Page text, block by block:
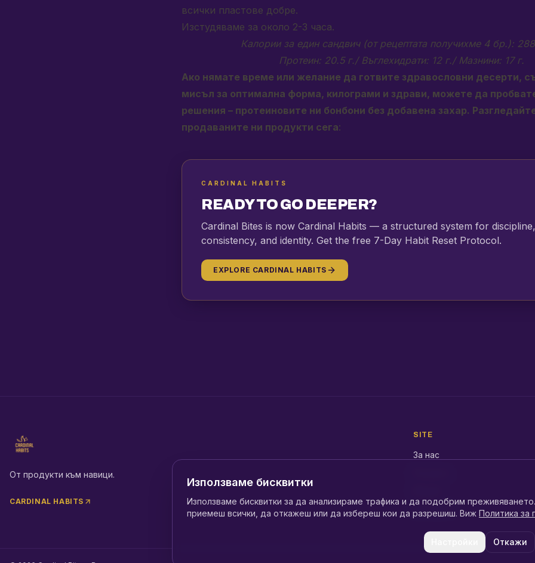
всички пластове добре.
Изстудяваме за около 2-3 часа.
Калории за един сандвич (от рецептата получихме 4 бр.):
Протеин: 20.5 г./ Въглехидрати: 12 г./ Мазнини: 17 г.
Ако нямате време или желание да готвите здравословни десерти,
мисъл за оптимална форма, килограми и здрави, можете да
решения – протеиновите ни бонбони без добавена захар.
продаваните ни продукти сега:
CARDINAL HABITS
READY TO GO DEEPER?
Cardinal Bites is now Cardinal Habits — a structured system for discipline,
consistency, and identity. Get the free 7-Day Habit Reset Protocol.
EXPLORE CARDINAL HABITS
От продукти към навици.
CARDINAL HABITS
SITE
За нас
Контакти
Използваме бисквитки
Използваме бисквитки за да анализираме трафика и да подобрим
приемеш всички, да откажеш или да избереш кои да разрешиш. Виж Политика за
Откажи